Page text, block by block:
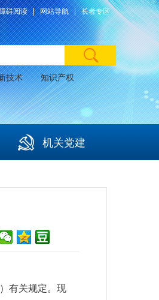
碍阅读 网站导航 长者专区
技术 知识产权
机关党建
） 有关规定。现